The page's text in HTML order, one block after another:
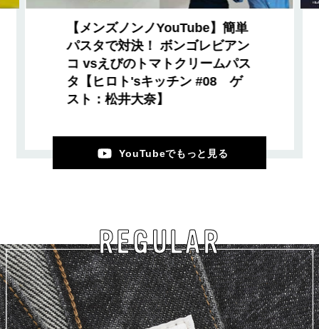
【メンズノンノYouTube】簡単
パスタで対決！ ボンゴレビアン
コ vsえびのトマトクリームパス
タ【ヒロト'sキッチン #08 ゲ
スト：松井大奈】
YouTubeでもっと見る
REGULAR